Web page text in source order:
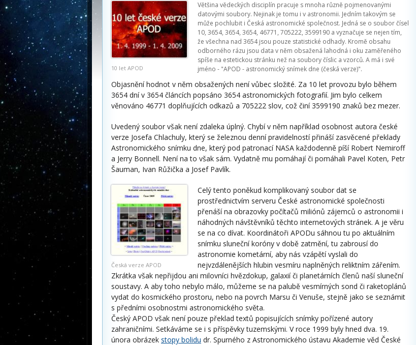
10 let APOD
Většina vědeckých disciplín pracuje s mnoha různě pojmenovanými
datovými soubory. Nejinak je tomu i v astronomii. Jedním takovým se
může pochlubit i Česká astronomické společnost. Jedná se o soubor čísel
10, 3654, 3654, 3654, 46771, 705222, 3599190 a vyznačuje se nejen tím,
že všechna nad 3654 jsou pouze statistické odhady. Kromě obsahu
odborného rázu jsou data v něm obsažená lahodná i oku zaměřeného
spíše na estetickou stránku než na soubory číslic a vzorců. A má i své
jméno - "APOD - astronomický snímek dne (česká verze)".
Objasnění hodnot v něm obsažených není vůbec složité. Za 10 let provozu bylo během
3654 dní v 3654 článcích popsáno 3654 astronomických fotografií. Jim bylo celkem
věnováno 46771 doplňujících odkazů a 705222 slov, což činí 3599190 znaků bez mezer.
Uvedený soubor však není zdaleka úplný. Chybí v něm například osobnost autora české
verze Josefa Chlachuly, který se železnou denní pravidelností přináší zasvěcené překlady
Astronomického snímku dne, který pod patronací NASA každodenně píší Robert Nemiroff
a Jerry Bonnell. Není na to však sám. Vydatně mu pomáhají či pomáhali Pavel Koten, Petr
Šauman, Ivan Růžička a Josef Pavlík.
Česká verze APOD
Celý tento poněkud komplikovaný soubor dat se
prostřednictvím serveru České astronomické společnosti
přenáší na obrazovky počítačů miliónů zájemců o astronomii i
náhodných návštěvníků těchto internetových stránek. A je věru
se na co dívat. Koordinátoři APODu sáhnou tu po aktuálním
snímku sluneční koróny v době zatmění, tu zabrousí do
astronomie kometární, aby nás vzápětí vyslali do
nejvzdálenějších hlubin vesmíru naplněných reliktním zářením.
Zkrátka však nepřijdou ani milovníci hvězdokup, galaxií či planetárních členů naší sluneční
soustavy. A aby toho nebylo málo, můžeme se na palubě vesmírných sond či raketoplánů
vydat do kosmického prostoru, nebo na povrch Marsu či Venuše, stejně jako se seznámit
s předními osobnostmi astronomického světa.
Český APOD však není pouze překlad textů popisujících snímky pořízené autory
zahraničními. Setkáváme se i s příspěvky tuzemskými. V roce 1999 byly hned dva. 19.
února obrázek stopy bolidu dr. Spurného z Astronomického ústavu Akademie věd České